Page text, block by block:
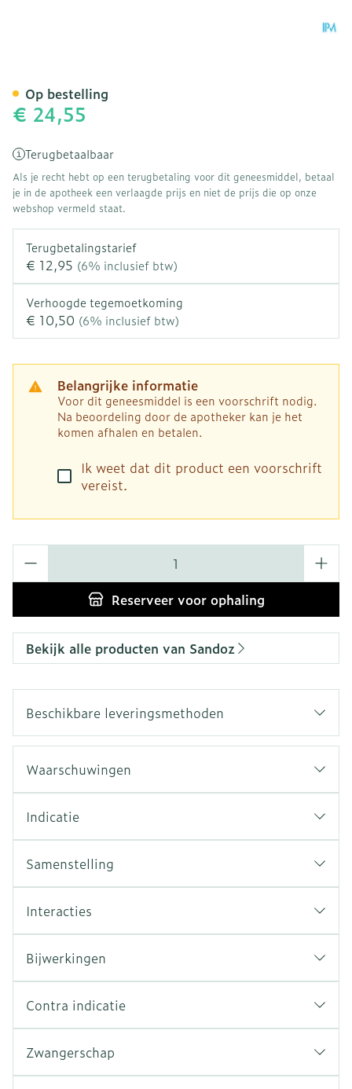
€ 24,55
Terugbetaalbaar
Als je recht hebt op een terugbetaling voor dit geneesmiddel, betaal
je in de apotheek een verlaagde prijs en niet de prijs die op onze
webshop vermeld staat.
Terugbetalingstarief
€ 12,95 (6% inclusief btw)
Verhoogde tegemoetkoming
€ 10,50 (6% inclusief btw)
Belangrijke informatie
Voor dit geneesmiddel is een voorschrift nodig.
Na beoordeling door de apotheker kan je het
komen afhalen en betalen.
Ik weet dat dit product een voorschrift
vereist.
Reserveervoor ophaling
Op bestelling
Bekijk alle producten van Sandoz
Beschikbare leveringsmethoden
Waarschuwingen
Indicatie
Samenstelling
Interacties
Bijwerkingen
Contra indicatie
Zwangerschap